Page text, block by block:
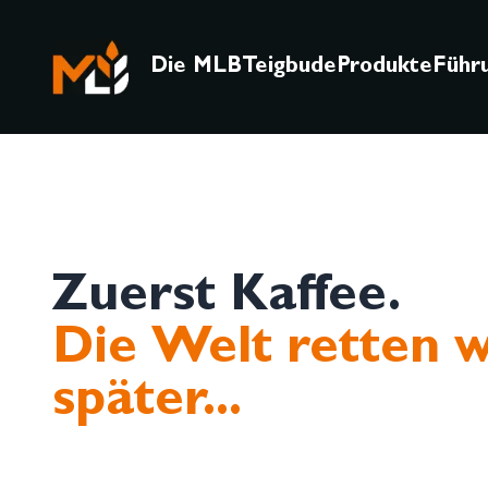
Die MLB TeigbudeProdukte
Zuerst Kaffee.
Die Welt retten
später...